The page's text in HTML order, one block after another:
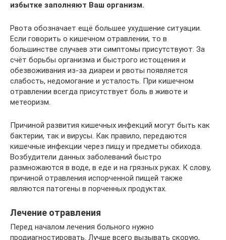
избытке заполняют Ваш организм.
Рвота обозначает ещё большее ухудшение ситуации.
Если говорить о кишечном отравлении, то в
большинстве случаев эти симптомы присутствуют. За
счёт борьбы организма и быстрого истощения и
обезвоживания из-за диареи и рвоты появляется
слабость, недомогание и усталость. При кишечном
отравлении всегда присутствует боль в животе и
метеоризм.
Причиной развития кишечных инфекций могут быть как
бактерии, так и вирусы. Как правило, передаются
кишечные инфекции через пищу и предметы обихода.
Возбудители данных заболеваний быстро
размножаются в воде, в еде и на грязных руках. К слову,
причиной отравления испорченной пищей также
являются патогены в порченных продуктах.
Лечение отравления
Перед началом лечения больного нужно
продиагностировать. Лучше всего вызывать скорую,